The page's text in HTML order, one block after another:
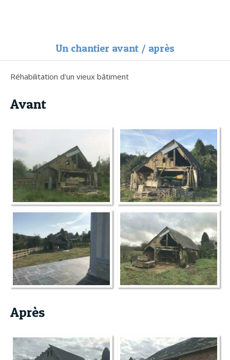
Un chantier avant / après
Réhabilitation d'un vieux bâtiment
Avant
Après